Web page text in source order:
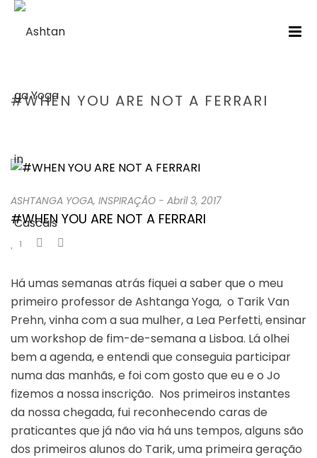
#WHEN YOU ARE NOT A FERRARI
ASHTANGA YOGA, INSPIRAÇÃO - Abril 3, 2017
#WHEN YOU ARE NOT A FERRARI
1
Há umas semanas atrás fiquei a saber que o meu
primeiro professor de Ashtanga Yoga, o Tarik Van
Prehn, vinha com a sua mulher, a Lea Perfetti, ensinar
um workshop de fim-de-semana a Lisboa. Lá olhei
bem a agenda, e entendi que conseguia participar
numa das manhãs, e foi com gosto que eu e o Jo
fizemos a nossa inscrição. Nos primeiros instantes
da nossa chegada, fui reconhecendo caras de
praticantes que já não via há uns tempos, alguns são
dos primeiros alunos do Tarik, uma primeira geração